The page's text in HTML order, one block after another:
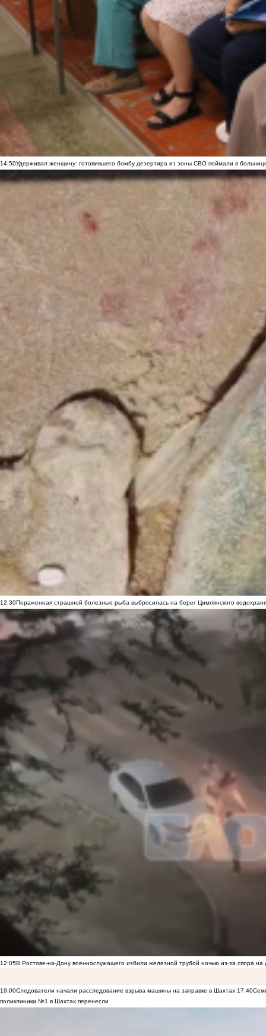
14:50Удерживал женщину: готовившего бомбу дезертира из зоны СВО поймали в
12:30Пораженная страшной болезнью рыба выбросилась на берег Цимлянского
12:05В Ростове-на-Дону военнослужащего избили железной трубой ночью из-за спора на
19:00Следователи начали расследование взрыва машины на заправке в Шахтах 17:40
поликлиники №1 в Шахтах перенесли